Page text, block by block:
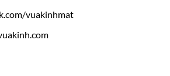
vuakinhmat